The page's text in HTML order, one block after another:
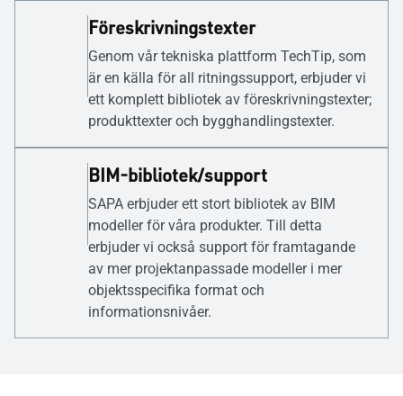
Föreskrivningstexter
Genom vår tekniska plattform TechTip, som
är en källa för all ritningssupport, erbjuder vi
ett komplett bibliotek av föreskrivningstexter;
produkttexter och bygghandlingstexter.
BIM-bibliotek/support
SAPA erbjuder ett stort bibliotek av BIM
modeller för våra produkter. Till detta
erbjuder vi också support för framtagande
av mer projektanpassade modeller i mer
objektsspecifika format och
informationsnivåer.